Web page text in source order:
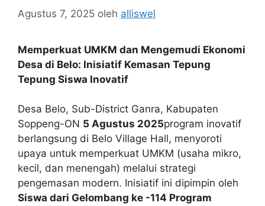
Agustus 7, 2025 oleh alliswel
Memperkuat UMKM dan Mengemudi Ekonomi
Desa di Belo: Inisiatif Kemasan Tepung
Tepung Siswa Inovatif
Desa Belo, Sub-District Ganra, Kabupaten
Soppeng-ON 5 Agustus 2025program inovatif
berlangsung di Belo Village Hall, menyoroti
upaya untuk memperkuat UMKM (usaha mikro,
kecil, dan menengah) melalui strategi
pengemasan modern. Inisiatif ini dipimpin oleh
Siswa dari Gelombang ke -114 Program